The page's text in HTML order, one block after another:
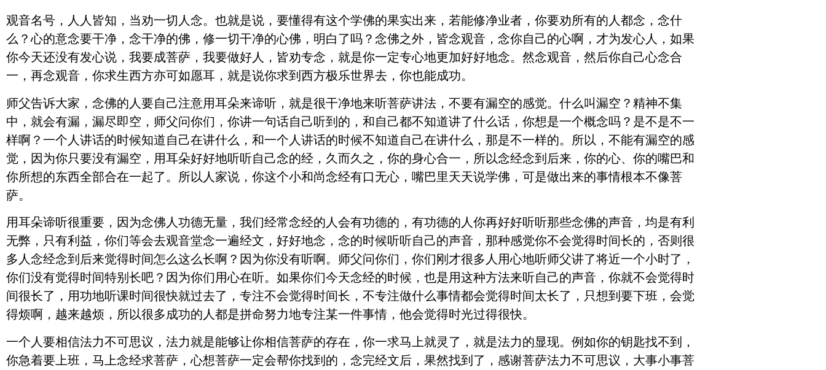
观音名号，人人皆知，当劝一切人念。也就是说，要懂得有这个学佛的果实出来，若能修净业者，你要劝所有的人都念，念什
么？心的意念要干净，念干净的佛，修一切干净的心佛，明白了吗？念佛之外，皆念观音，念你自己的心啊，才为发心人，如果
你今天还没有发心说，我要成菩萨，我要做好人，皆劝专念，就是你一定专心地更加好好地念。然念观音，然后你自己心念合
一，再念观音，你求生西方亦可如愿耳，就是说你求到西方极乐世界去，你也能成功。
师父告诉大家，念佛的人要自己注意用耳朵来谛听，就是很干净地来听菩萨讲法，不要有漏空的感觉。什么叫漏空？精神不集
中，就会有漏，漏尽即空，师父问你们，你讲一句话自己听到的，和自己都不知道讲了什么话，你想是一个概念吗？是不是不一
样啊？一个人讲话的时候知道自己在讲什么，和一个人讲话的时候不知道自己在讲什么，那是不一样的。所以，不能有漏空的感
觉，因为你只要没有漏空，用耳朵好好地听听自己念的经，久而久之，你的身心合一，所以念经念到后来，你的心、你的嘴巴和
你所想的东西全部合在一起了。所以人家说，你这个小和尚念经有口无心，嘴巴里天天说学佛，可是做出来的事情根本不像菩
萨。
用耳朵谛听很重要，因为念佛人功德无量，我们经常念经的人会有功德的，有功德的人你再好好听听那些念佛的声音，均是有利
无弊，只有利益，你们等会去观音堂念一遍经文，好好地念，念的时候听听自己的声音，那种感觉你不会觉得时间长的，否则很
多人念经念到后来觉得时间怎么这么长啊？因为你没有听啊。师父问你们，你们刚才很多人用心地听师父讲了将近一个小时了，
你们没有觉得时间特别长吧？因为你们用心在听。如果你们今天念经的时候，也是用这种方法来听自己的声音，你就不会觉得时
间很长了，用功地听课时间很快就过去了，专注不会觉得时间长，不专注做什么事情都会觉得时间太长了，只想到要下班，会觉
得烦啊，越来越烦，所以很多成功的人都是拼命努力地专注某一件事情，他会觉得时光过得很快。
一个人要相信法力不可思议，法力就是能够让你相信菩萨的存在，你一求马上就灵了，就是法力的显现。例如你的钥匙找不到，
你急着要上班，马上念经求菩萨，心想菩萨一定会帮你找到的，念完经文后，果然找到了，感谢菩萨法力不可思议，大事小事菩